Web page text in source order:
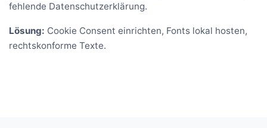
fehlende Datenschutzerklärung.
Lösung: Cookie Consent einrichten, Fonts lokal hosten,
rechtskonforme Texte.